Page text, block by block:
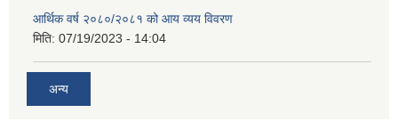
आर्थिक वर्ष २०८०/२०८१ को आय व्यय विवरण
मिति: 07/19/2023 - 14:04
अन्य